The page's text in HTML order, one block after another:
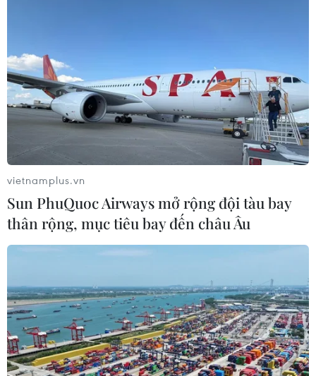
vietnamplus.vn
Sun PhuQuoc Airways mở rộng đội tàu bay
thân rộng, mục tiêu bay đến châu Âu